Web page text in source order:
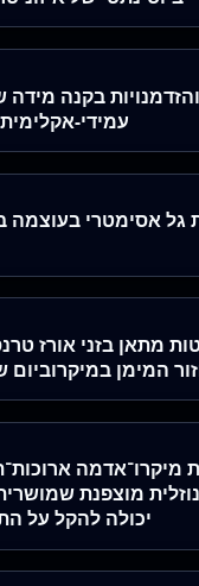
בקנה מידה
עמידי-
גל אסימטרי
מתאן בזני אורז
המימן
מיקרו־אדמה
מוצפנת
יכולה להקל על